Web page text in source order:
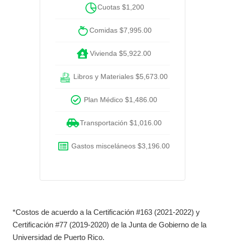
Cuotas $1,200
Comidas $7,995.00
Vivienda $5,922.00
Libros y Materiales $5,673.00
Plan Médico $1,486.00
Transportación $1,016.00
Gastos misceláneos $3,196.00
*Costos de acuerdo a la Certificación #163 (2021-2022) y
Certificación #77 (2019-2020) de la Junta de Gobierno de la
Universidad de Puerto Rico.